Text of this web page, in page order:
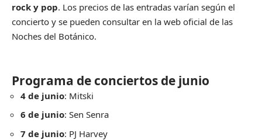
rock y pop. Los precios de las entradas varían según el
concierto y se pueden consultar en la web oficial de las
Noches del Botánico.
Programa de conciertos de junio
4 de junio: Mitski
6 de junio: Sen Senra
7 de junio: PJ Harvey